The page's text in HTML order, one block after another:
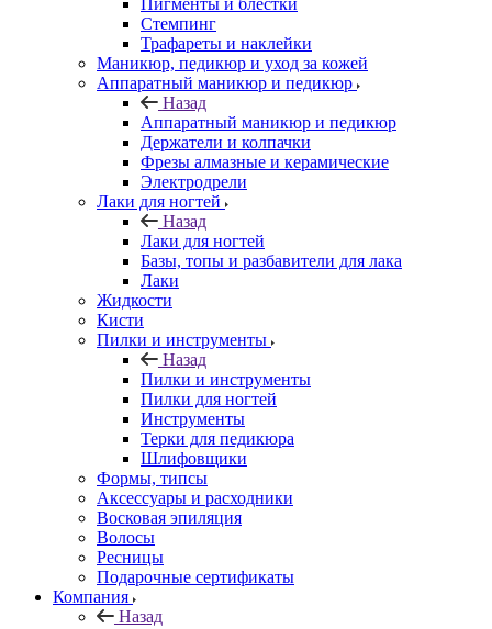
Пигменты и блестки
Стемпинг
Трафареты и наклейки
Маникюр, педикюр и уход за кожей
Аппаратный маникюр и педикюр
Назад
Аппаратный маникюр и педикюр
Держатели и колпачки
Фрезы алмазные и керамические
Электродрели
Лаки для ногтей
Назад
Лаки для ногтей
Базы, топы и разбавители для лака
Лаки
Жидкости
Кисти
Пилки и инструменты
Назад
Пилки и инструменты
Пилки для ногтей
Инструменты
Терки для педикюра
Шлифовщики
Формы, типсы
Аксессуары и расходники
Восковая эпиляция
Волосы
Ресницы
Подарочные сертификаты
Компания
Назад